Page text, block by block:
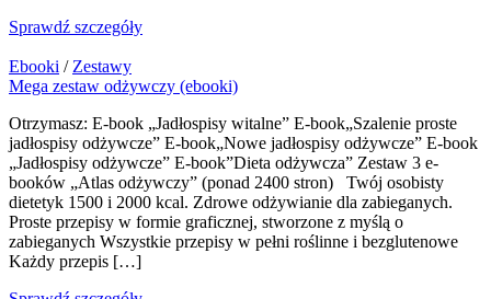
Sprawdź szczegóły
Ebooki / Zestawy
Mega zestaw odżywczy (ebooki)
Otrzymasz: E-book „Jadłospisy witalne” E-book„Szalenie proste
jadłospisy odżywcze” E-book„Nowe jadłospisy odżywcze” E-book
„Jadłospisy odżywcze” E-book”Dieta odżywcza” Zestaw 3 e-
booków „Atlas odżywczy” (ponad 2400 stron) Twój osobisty
dietetyk 1500 i 2000 kcal. Zdrowe odżywianie dla zabieganych.
Proste przepisy w formie graficznej, stworzone z myślą o
zabieganych Wszystkie przepisy w pełni roślinne i bezglutenowe
Każdy przepis […]